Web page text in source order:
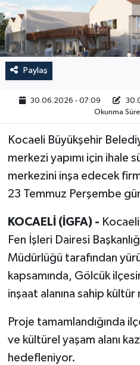
Paylaş
30.06.2026 - 07:09
Okunma
Kocaeli Büyükşehir
merkezi yapımı için ihale
merkezini inşa edecek
23 Temmuz Perşembe
KOCAELİ (İGFA) -
Fen İşleri Dairesi
Müdürlüğü tarafından
kapsamında, Gölcük
inşaat alanına sahip kültür
Proje tamamlandığında
ve kültürel yaşam alanı
hedefleniyor.
RESMİ İLAN